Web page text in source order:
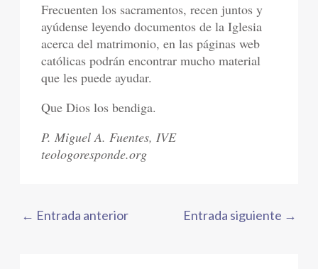
Frecuenten los sacramentos, recen juntos y
ayúdense leyendo documentos de la Iglesia
acerca del matrimonio, en las páginas web
católicas podrán encontrar mucho material
que les puede ayudar.
Que Dios los bendiga.
P. Miguel A. Fuentes, IVE
teologoresponde.org
← Entrada anterior Entrada siguiente →